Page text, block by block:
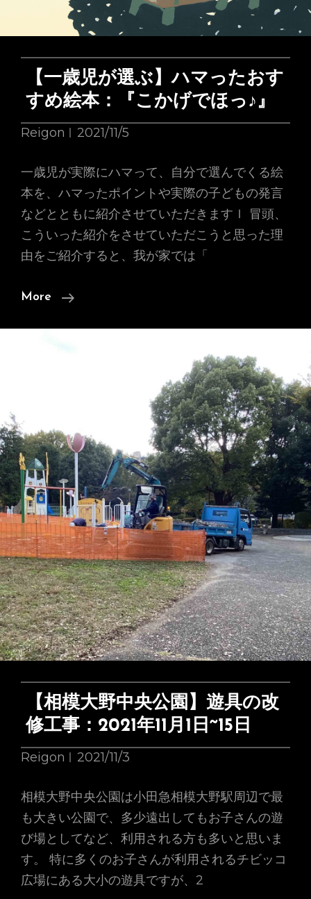
つ
さ
ま
こ
ん
ん
は
【一歳児が選ぶ】ハマったおす
すめ絵本：『こかげでほっ♪』
Reigon 2021/11/5
一歳児が実際にハマって、自分で選んでくる絵
本を、ハマったポイントや実際の子どもの発言
などとともに紹介させていただきますｌ 冒頭、
こういった紹介をさせていただこうと思った理
由をご紹介すると、我が家では「
More
【一
マ
っ
た
お
す
す
め
絵
本：
『こ
か
で
ほ
っ
♪』
【相模大野中央公園】遊具の改
修工事：2021年11月1日~15日
Reigon 2021/11/3
相模大野中央公園は小田急相模大野駅周辺で最
も大きい公園で、多少遠出してもお子さんの遊
び場としてなど、利用される方も多いと思いま
す。 特に多くのお子さんが利用されるチビッコ
広場にある大小の遊具ですが、2